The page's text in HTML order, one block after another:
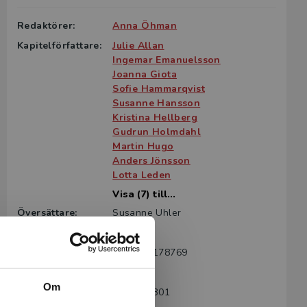
Om
Redaktörer:
Anna Öhman
Kapitelförfattare:
Julie Allan
Ingemar Emanuelsson
Joanna Giota
Sofie Hammarqvist
Susanne Hansson
Kristina Hellberg
Gudrun Holmdahl
Martin Hugo
Anders Jönsson
Lotta Leden
Visa (7) till...
Översättare:
Susanne Uhler
Svenska
9789144178769
Utgivningsår:
2022
Artikelnummer:
44731-SB01